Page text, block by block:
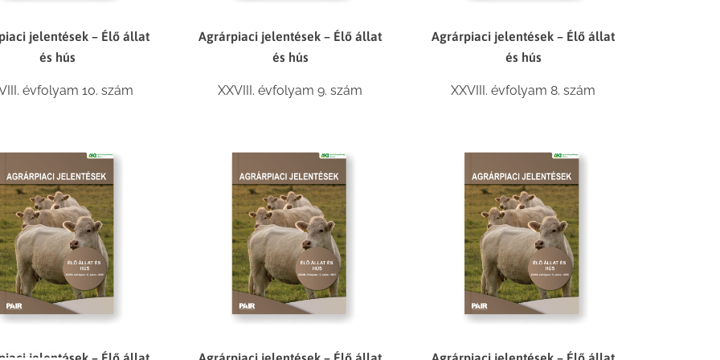
jelentések – Élő állat
és hús
évfolyam 10. szám
Agrárpiaci jelentések – Élő állat
és hús
XXVIII. évfolyam 9. szám
Agrárpiaci jelentések – Élő állat
és hús
XXVIII. évfolyam 8. szám